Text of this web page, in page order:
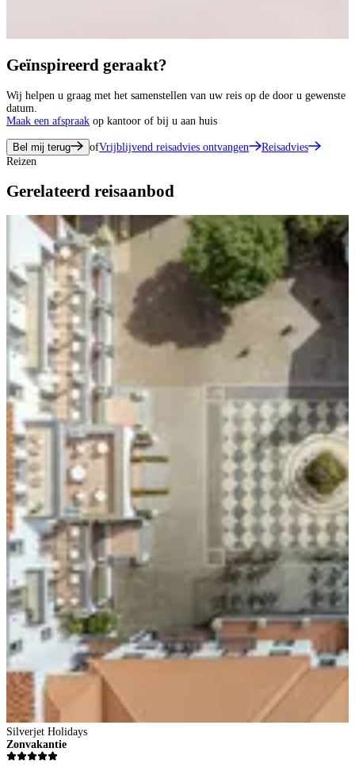
Geïnspireerd geraakt?
Wij helpen u graag met het samenstellen van uw reis op de door u gewenste
datum.
Maak een afspraak op kantoor of bij u aan huis
Bel mij terug ofVrijblijvend reisadvies ontvangen
Reisadvies
Reizen
Gerelateerd reisaanbod
Silverjet Holidays
Zonvakantie